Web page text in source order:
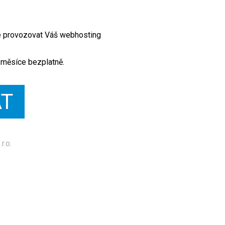
provozovat Váš webhosting
bezplatně.